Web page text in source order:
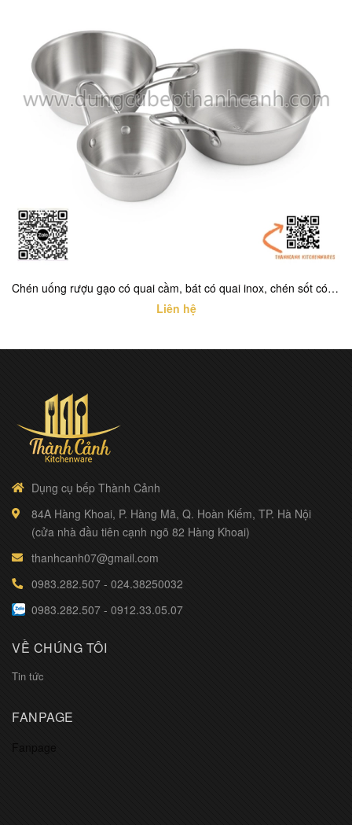
Chén uống rượu gạo có quai cầm, bát có quai inox, chén sốt có quai INOX TRẮNG
Liên hệ
Dụng cụ bếp Thành Cảnh
84A Hàng Khoai, P. Hàng Mã, Q. Hoàn Kiếm, TP. Hà Nội
(cửa nhà đầu tiên cạnh ngõ 82 Hàng Khoai)
thanhcanh07@gmail.com
0983.282.507 - 024.38250032
0983.282.507 - 0912.33.05.07
VỀ CHÚNG TÔI
Tin tức
FANPAGE